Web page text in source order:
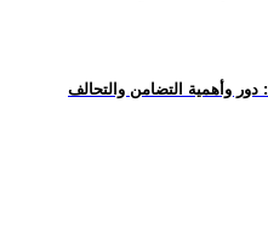
ملف 1 ايار-ماي يوم العمال العالمي2023: دور وأهمية التضامن والتحالف